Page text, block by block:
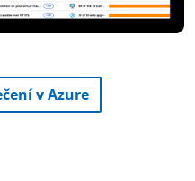
v Azure